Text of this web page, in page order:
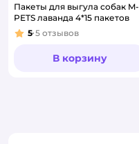
Пакеты для выгула собак M-
PETS лаванда 4*15 пакетов
Рейтинг:
5 5 отзывов
В корзину